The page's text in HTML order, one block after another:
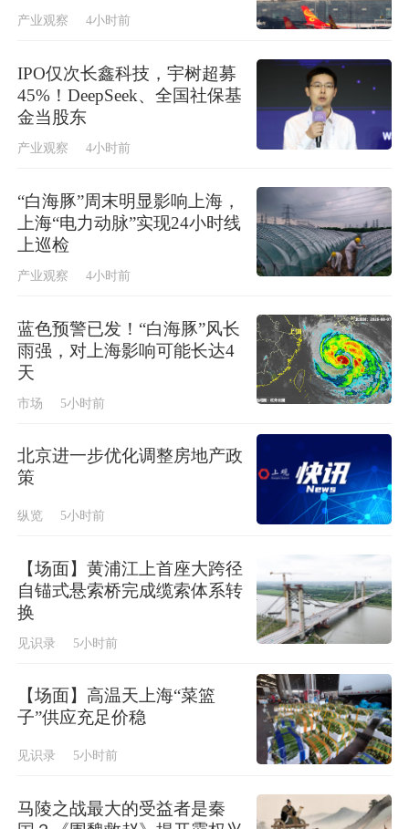
产业观察 4小时前
IPO仅次长鑫科技，宇树超募
45%！DeepSeek、全国社保基
金当股东
产业观察 4小时前
“白海豚”周末明显影响上海，
上海“电力动脉”实现24小时线
上巡检
产业观察 4小时前
蓝色预警已发！“白海豚”风长
雨强，对上海影响可能长达4
天
市场 5小时前
北京进一步优化调整房地产政
策
纵览 5小时前
【场面】黄浦江上首座大跨径
自锚式悬索桥完成缆索体系转
换
见识录 5小时前
【场面】高温天上海“菜篮
子”供应充足价稳
见识录 5小时前
马陵之战最大的受益者是秦